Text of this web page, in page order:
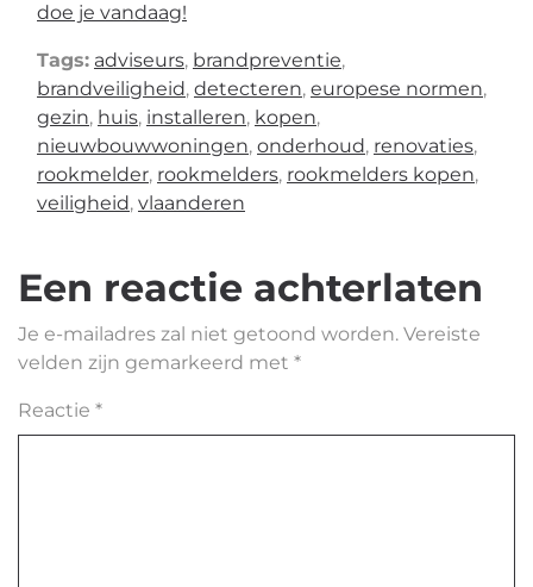
doe je vandaag!
Tags: adviseurs, brandpreventie,
brandveiligheid, detecteren, europese normen,
gezin, huis, installeren, kopen,
nieuwbouwwoningen, onderhoud, renovaties,
rookmelder, rookmelders, rookmelders kopen,
veiligheid, vlaanderen
Een reactie achterlaten
Je e-mailadres zal niet getoond worden. Vereiste
velden zijn gemarkeerd met *
Reactie *